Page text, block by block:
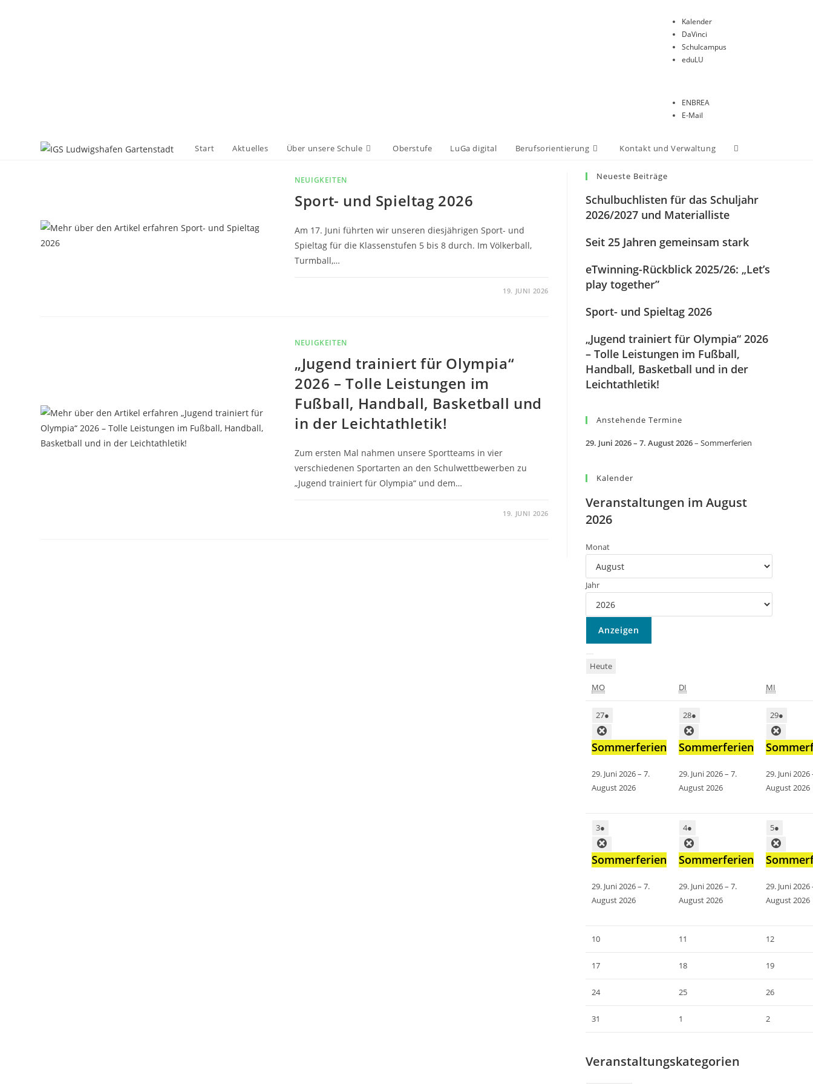
Kalender
DaVinci
Schulcampus
eduLU
ENBREA
E-Mail
Start Aktuelles Über unsere Schule Oberstufe LuGa digital Berufsorientierung Kontakt und Verwaltung
NEUIGKEITEN
Sport- und Spieltag 2026
Am 17. Juni führten wir unseren diesjährigen Sport- und
Spieltag für die Klassenstufen 5 bis 8 durch. Im Völkerball,
Turmball,…
19. JUNI 2026
NEUIGKEITEN
„Jugend trainiert für Olympia“
2026 – Tolle Leistungen im
Fußball, Handball, Basketball und
in der Leichtathletik!
Zum ersten Mal nahmen unsere Sportteams in vier
verschiedenen Sportarten an den Schulwettbewerben zu
„Jugend trainiert für Olympia“ und dem…
19. JUNI 2026
Neueste Beiträge
Schulbuchlisten für das Schuljahr
2026/2027 und Materialliste
Seit 25 Jahren gemeinsam stark
eTwinning-Rückblick 2025/26: „Let’s
play together”
Sport- und Spieltag 2026
„Jugend trainiert für Olympia“ 2026
– Tolle Leistungen im Fußball,
Handball, Basketball und in der
Leichtathletik!
Anstehende Termine
29. Juni 2026– 7. August 2026–Sommerferien
Kalender
Veranstaltungen im August
2026
Monat
Jahr
Heute
MO
DI MI
27●
Sommerferien
29. Juni 2026–7.
August 2026
28●
Sommerferien
29. Juni 2026–7.
August 2026
29●
29. Juni 2026
August 2026
3●
Sommerferien
29. Juni 2026–7.
August 2026
4●
Sommerferien
29. Juni 2026–7.
August 2026
5●
29. Juni 2026
August 2026
10 11 12
17 18 19
24 25 26
31 1 2
Veranstaltungskategorien